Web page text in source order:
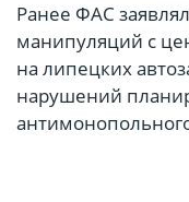
Ранее ФАС
манипуляций с
на липецких
нарушений